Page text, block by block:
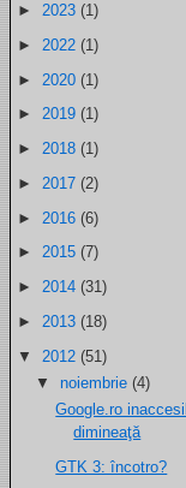
► 2023 (1)
► 2022 (1)
► 2020 (1)
► 2019 (1)
► 2018 (1)
► 2017 (2)
► 2016 (6)
► 2015 (7)
► 2014 (31)
► 2013 (18)
▼ 2012 (51)
▼noiembrie(4)
Google.ro
dimineaţă
GTK 3: încotro?